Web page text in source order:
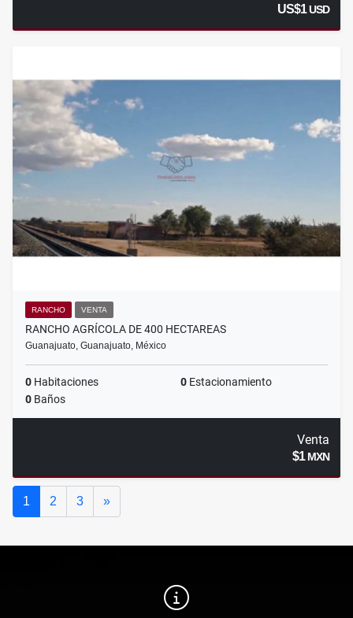
US$1USD
RANCHO VENTA
RANCHO AGRÍCOLA DE 400 HECTAREAS
Guanajuato, Guanajuato, México
0 Habitaciones 0 Estacionamiento
0 Baños
Venta
$1MXN
1 2 3 »Siguiente